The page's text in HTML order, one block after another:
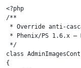
<?php
/**
* Override anti-
* Phenix/PS 1.6.x –
*/
class
{